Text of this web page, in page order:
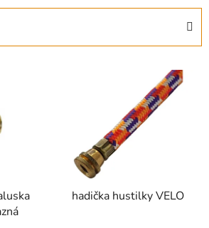
hadička hustilky VELO